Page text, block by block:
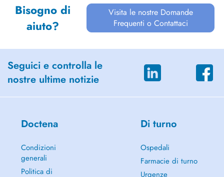
Bisogno di
aiuto?
Visita le nostre Domande
Frequenti o Contattaci
Seguici e controlla le
nostre ultime notizie
Doctena
Condizioni
generali
Politica di
Di turno
Ospedali
Farmacie di turno
Urgenze